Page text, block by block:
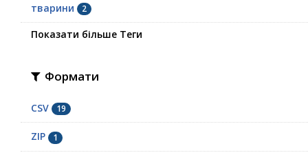
тварини 2
Показати більше Теги
Формати
CSV 19
ZIP 1